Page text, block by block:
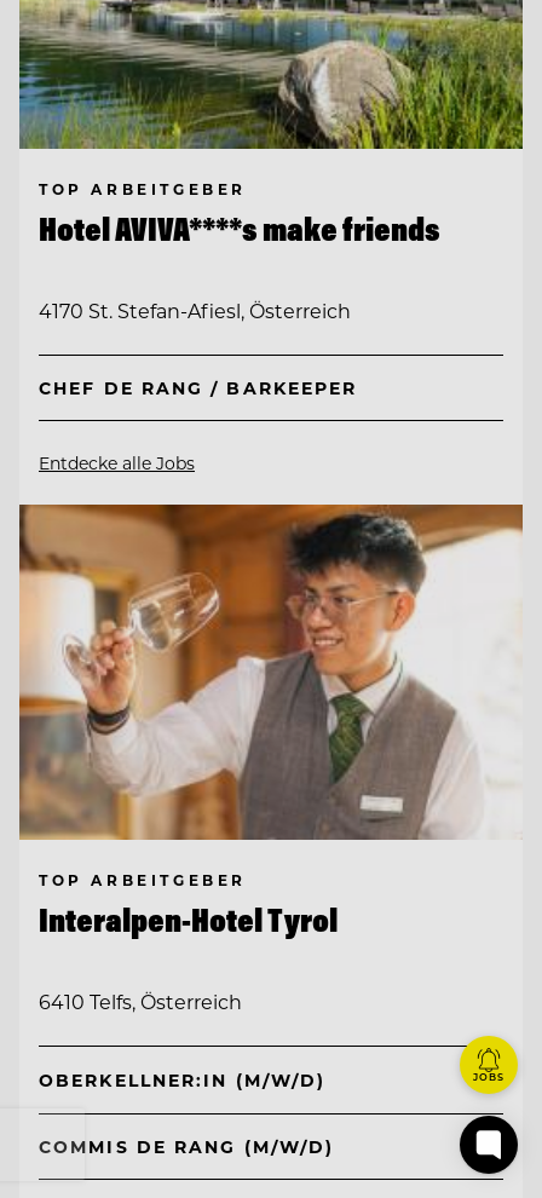
TOP ARBEITGEBER
Hotel AVIVA****s make friends
4170 St. Stefan-Afiesl, Österreich
CHEF DE RANG / BARKEEPER
Entdecke alle Jobs
TOP ARBEITGEBER
Interalpen-Hotel Tyrol
6410 Telfs, Österreich
OBERKELLNER:IN (M/W/D)
COMMIS DE RANG (M/W/D)
JOBS